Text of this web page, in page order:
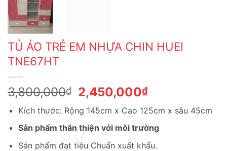
TỦ ÁO TRẺ EM NHỰA CHIN HUEI
TNE67HT
3,800,000₫
Giá
gốc
là:
3,800,000₫.
2,450,000₫Giá
tại
là:
2,450,000₫.
Kích thước: Rộng 145cm x Cao 125cm x sâu 45cm
Sản phẩm thân thiện với môi trường
Sản phẩm đạt tiêu Chuẩn xuất khẩu.